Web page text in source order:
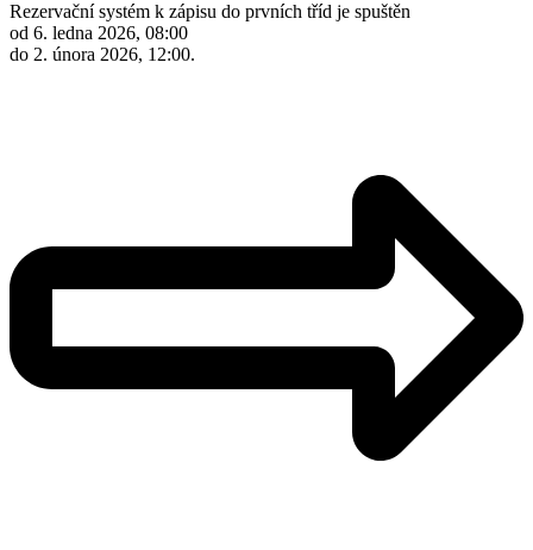
Rezervační systém k zápisu do prvních tříd je spuštěn
od 6. ledna 2026, 08:00
do 2. února 2026, 12:00.